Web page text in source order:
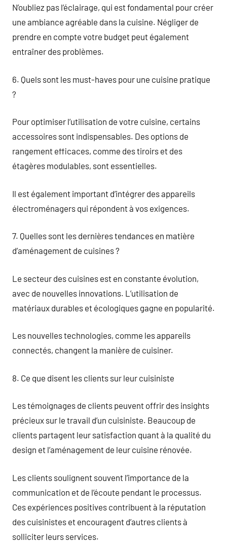
N’oubliez pas l’éclairage, qui est fondamental pour créer
une ambiance agréable dans la cuisine. Négliger de
prendre en compte votre budget peut également
entraîner des problèmes.
6. Quels sont les must-haves pour une cuisine pratique
?
Pour optimiser l’utilisation de votre cuisine, certains
accessoires sont indispensables. Des options de
rangement efficaces, comme des tiroirs et des
étagères modulables, sont essentielles.
Il est également important d’intégrer des appareils
électroménagers qui répondent à vos exigences.
7. Quelles sont les dernières tendances en matière
d’aménagement de cuisines ?
Le secteur des cuisines est en constante évolution,
avec de nouvelles innovations. L’utilisation de
matériaux durables et écologiques gagne en popularité.
Les nouvelles technologies, comme les appareils
connectés, changent la manière de cuisiner.
8. Ce que disent les clients sur leur cuisiniste
Les témoignages de clients peuvent offrir des insights
précieux sur le travail d’un cuisiniste. Beaucoup de
clients partagent leur satisfaction quant à la qualité du
design et l’aménagement de leur cuisine rénovée.
Les clients soulignent souvent l’importance de la
communication et de l’écoute pendant le processus.
Ces expériences positives contribuent à la réputation
des cuisinistes et encouragent d’autres clients à
solliciter leurs services.